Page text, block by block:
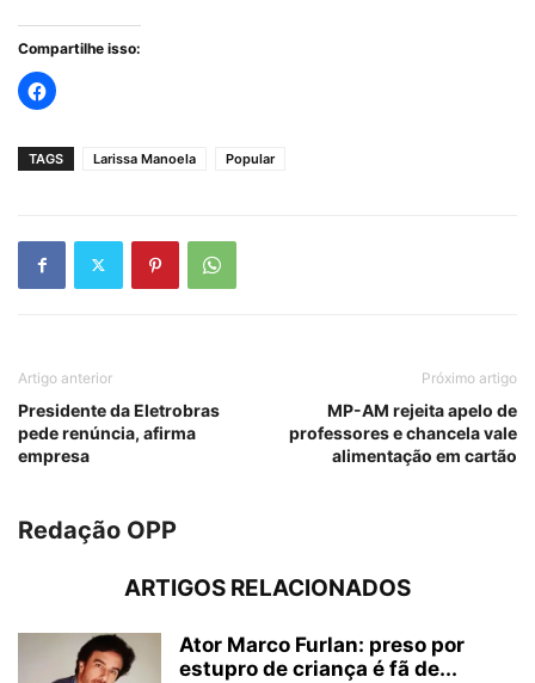
Compartilhe isso:
TAGS Larissa Manoela Popular
Artigo anterior
Presidente da Eletrobras
pede renúncia, afirma
empresa
Próximo artigo
MP-AM rejeita apelo de
professores e chancela vale
alimentação em cartão
Redação OPP
ARTIGOS RELACIONADOS
Ator Marco Furlan: preso por
estupro de criança é fã de...